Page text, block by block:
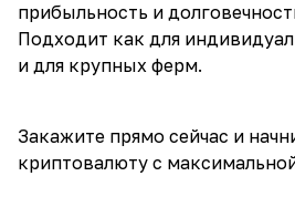
прибыльность и
Подходит как для
и для крупных ферм.
Закажите прямо сейчас и
криптовалюту с